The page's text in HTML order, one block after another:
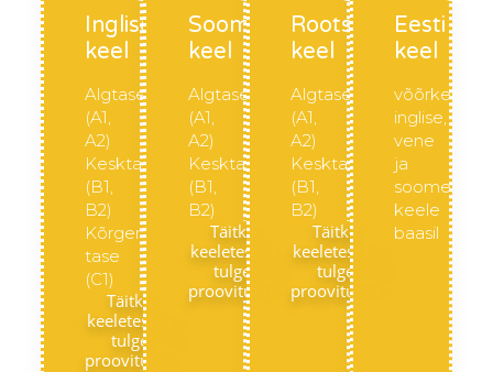
Inglise
keel
Algtase
(A1,
A2)
Kesktase
(B1,
B2)
Kõrgem
tase
(C1)
Täitke
keeletest ja
tulge
proovitundi
Soome
keel
Algtase
(A1,
A2)
Kesktase
(B1,
B2)
Täitke
keeletest ja
tulge
proovitundi
Rootsi
keel
Algtase
(A1,
A2)
Kesktase
(B1,
B2)
Täitke
keeletest ja
tulge
proovitundi
Eesti
keel
inglise,
vene
ja
soome
keele
baasil